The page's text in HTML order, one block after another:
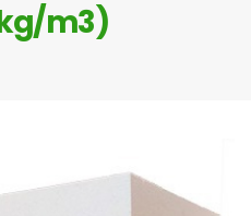
m3)